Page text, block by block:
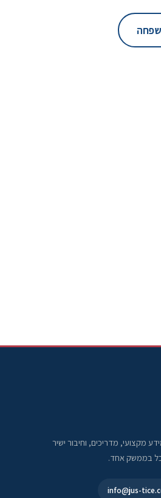
מקצועי, מדריכים, וחיבור ישיר
בממשק אחד.